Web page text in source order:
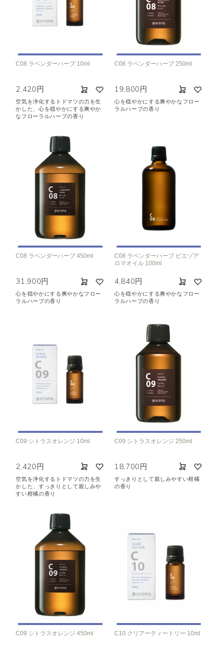
C08 ラベンダーハーブ 10ml
2,420円
空気を浄化するトドマツの力を生
かした、心を穏やかにする爽やか
なフローラルハーブの香り
C08 ラベンダーハーブ 250ml
19,800円
心を穏やかにする爽やかなフロー
ラルハーブの香り
C08 ラベンダーハーブ 450ml
31,900円
心を穏やかにする爽やかなフロー
ラルハーブの香り
C08 ラベンダーハーブ ピエゾア
ロマオイル 100ml
4,840円
心を穏やかにする爽やかなフロー
ラルハーブの香り
C09 シトラスオレンジ 10ml
2,420円
空気を浄化するトドマツの力を生
かした、すっきりとして親しみや
すい柑橘の香り
C09 シトラスオレンジ 250ml
18,700円
すっきりとして親しみやすい柑橘
の香り
C09 シトラスオレンジ 450ml C10 クリアーティートリー 10ml